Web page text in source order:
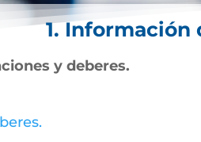
1. Información
y deberes.